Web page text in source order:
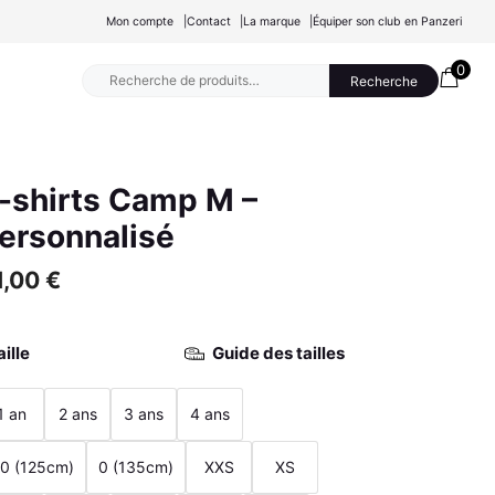
Mon compte Contact La marque Équiper son club en Panzeri
Recherche
Recherche
0
shirts Camp M –
€
Guide des tailles
an 2 ans 3 ans 4 ans
(125cm) 0 (135cm) XXS XS